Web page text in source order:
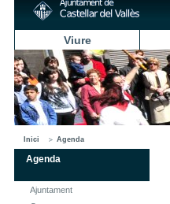
Viure
Inici Agenda
Agenda
Ajuntament